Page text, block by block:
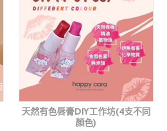
天然有色唇膏DIY工作坊(4支不同
顏色)